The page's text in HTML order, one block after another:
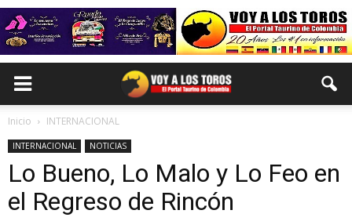
Inicio INTERNACIONAL
INTERNACIONAL NOTICIAS
Lo Bueno, Lo Malo y Lo Feo en
el Regreso de Rincón